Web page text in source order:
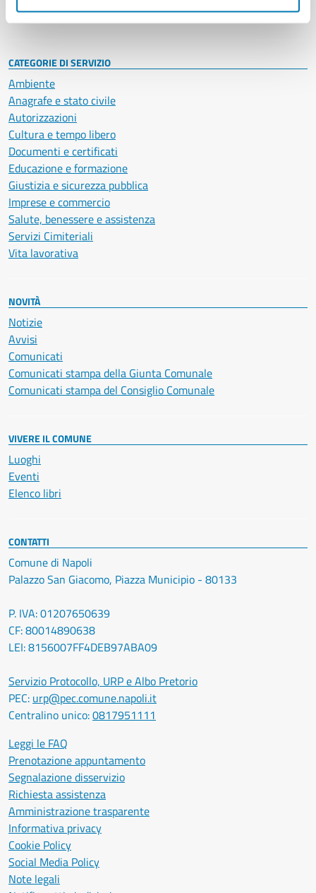
Intranet, posta aziendale e protocollo
CATEGORIE DI SERVIZIO
Ambiente
Anagrafe e stato civile
Autorizzazioni
Cultura e tempo libero
Documenti e certificati
Educazione e formazione
Giustizia e sicurezza pubblica
Imprese e commercio
Salute, benessere e assistenza
Servizi Cimiteriali
Vita lavorativa
NOVITÀ
Notizie
Avvisi
Comunicati
Comunicati stampa della Giunta Comunale
Comunicati stampa del Consiglio Comunale
VIVERE IL COMUNE
Luoghi
Eventi
Elenco libri
CONTATTI
Comune di Napoli
Palazzo San Giacomo, Piazza Municipio - 80133
P. IVA: 01207650639
CF: 80014890638
LEI: 8156007FF4DEB97ABA09
Servizio Protocollo, URP e Albo Pretorio
PEC: urp@pec.comune.napoli.it
Centralino unico:0817951111
Leggi le FAQ
Prenotazione appuntamento
Segnalazione disservizio
Richiesta assistenza
Amministrazione trasparente
Informativa privacy
Cookie Policy
Social Media Policy
Note legali